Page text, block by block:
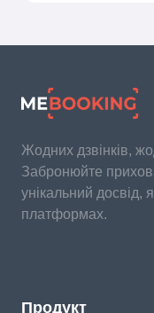
Жодних дзвінків,
Забронюйте
унікальний досвід,
платформах.
Продукт